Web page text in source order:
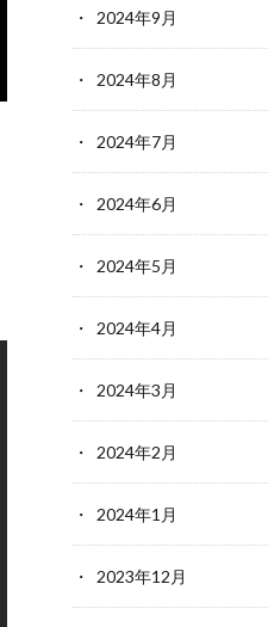
2024年9月
2024年8月
2024年7月
2024年6月
2024年5月
2024年4月
2024年3月
2024年2月
2024年1月
2023年12月